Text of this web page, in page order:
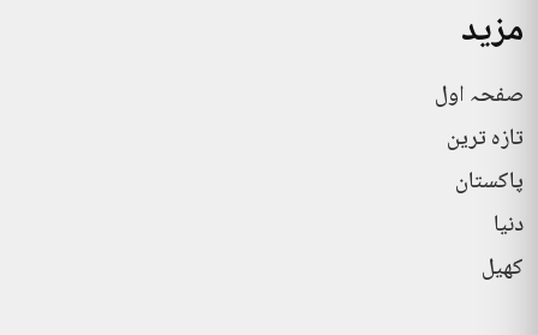
مزید
صفحہ اول
تازہ ترین
پاکستان
دنیا
کھیل